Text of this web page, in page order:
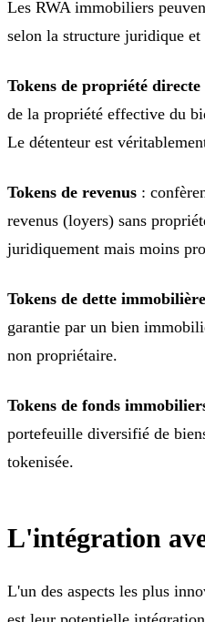
Les RWA immobiliers
selon la structure juridique
Tokens de propriété directe
de la propriété effective du
Le détenteur est
Tokens de revenus :
revenus (loyers) sans
juridiquement mais moins
Tokens de dette immobilière
garantie par un bien
non propriétaire.
Tokens de fonds
portefeuille diversifié de
tokenisée.
L'intégration
L'un des aspects les plus